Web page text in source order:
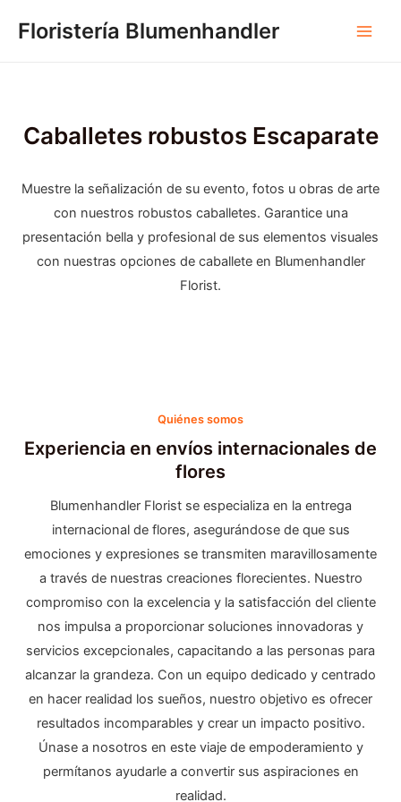
Floristería Blumenhandler
Caballetes robustos Escaparate
Muestre la señalización de su evento, fotos u obras de arte
con nuestros robustos caballetes. Garantice una
presentación bella y profesional de sus elementos visuales
con nuestras opciones de caballete en Blumenhandler
Florist.
Quiénes somos
Experiencia en envíos internacionales de
flores
Blumenhandler Florist se especializa en la entrega
internacional de flores, asegurándose de que sus
emociones y expresiones se transmiten maravillosamente
a través de nuestras creaciones florecientes. Nuestro
compromiso con la excelencia y la satisfacción del cliente
nos impulsa a proporcionar soluciones innovadoras y
servicios excepcionales, capacitando a las personas para
alcanzar la grandeza. Con un equipo dedicado y centrado
en hacer realidad los sueños, nuestro objetivo es ofrecer
resultados incomparables y crear un impacto positivo.
Únase a nosotros en este viaje de empoderamiento y
permítanos ayudarle a convertir sus aspiraciones en
realidad.